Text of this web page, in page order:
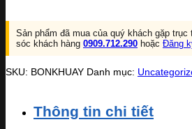
Sản phẩm đã mua của quý khách gặp trục
sóc khách hàng 0909.712.290 hoặc Đăng
SKU: BONKHUAY Danh mục:
Thông tin chi tiết